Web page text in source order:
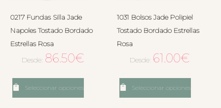
0217 Fundas Silla Jade
Napoles Tostado Bordado
Estrellas Rosa
Desde: 86.50€
Seleccionar opciones
1031 Bolsos Jade Polipiel
Tostado Bordado Estrellas
Rosa
Desde: 61.00€
Seleccionar opciones